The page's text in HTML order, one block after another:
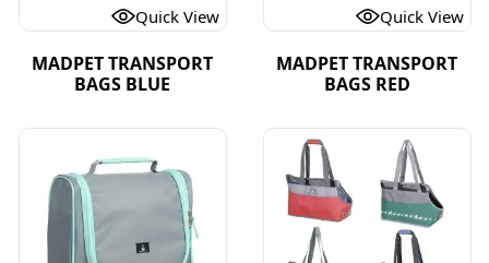
Quick View
MADPET TRANSPORT
BAGS BLUE
Quick View
MADPET TRANSPORT
BAGS RED